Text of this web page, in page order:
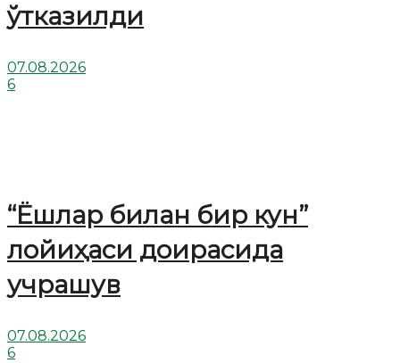
ўтказилди
07.08.2026
6
“Ёшлар билан бир кун”
лойиҳаси доирасида
учрашув
07.08.2026
6